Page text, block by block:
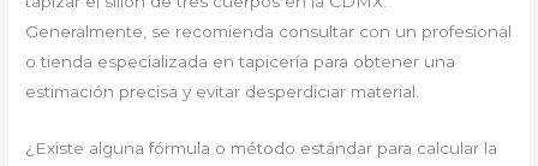
Generalmente, se recomienda consultar con un profesional
o tienda especializada en tapicería para obtener una
estimación precisa y evitar desperdiciar material.
¿Existe alguna fórmula o método estándar para calcular la